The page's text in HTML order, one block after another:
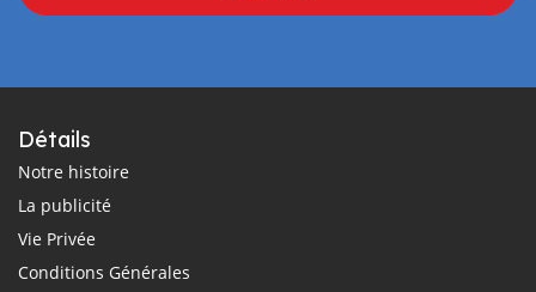
Détails
Notre histoire
La publicité
Vie Privée
Conditions Générales